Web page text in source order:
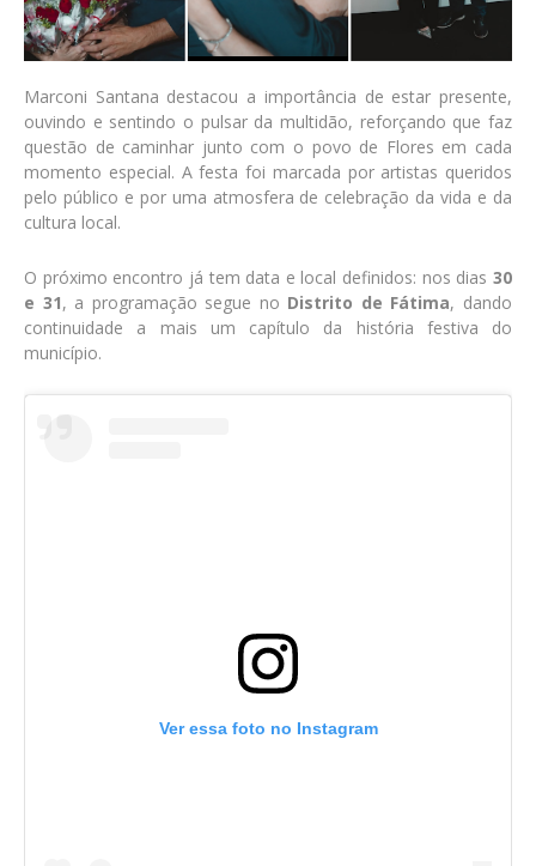
Marconi Santana destacou a importância de estar presente,
ouvindo e sentindo o pulsar da multidão, reforçando que faz
questão de caminhar junto com o povo de Flores em cada
momento especial. A festa foi marcada por artistas queridos
pelo público e por uma atmosfera de celebração da vida e da
cultura local.
O próximo encontro já tem data e local definidos: nos dias 30
e 31, a programação segue no Distrito de Fátima, dando
continuidade a mais um capítulo da história festiva do
município.
Ver essa foto no Instagram